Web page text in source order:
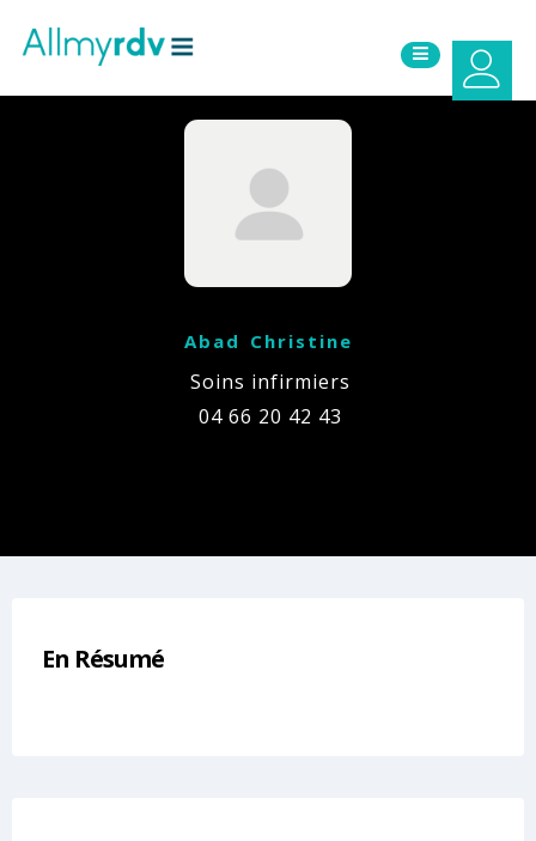
Abad Christine
Soins infirmiers
04 66 20 42 43
En Résumé